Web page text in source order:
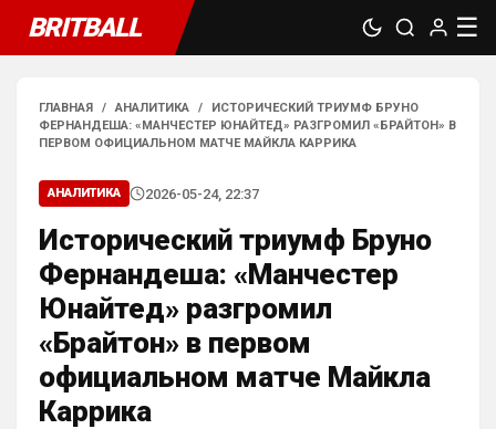
BRITBALL ☰
ГЛАВНАЯ / АНАЛИТИКА /
ИСТОРИЧЕСКИЙ ТРИУМФ БРУНО
ФЕРНАНДЕША: «МАНЧЕСТЕР ЮНАЙТЕД» РАЗГРОМИЛ «БРАЙТОН» В
ПЕРВОМ ОФИЦИАЛЬНОМ МАТЧЕ МАЙКЛА КАРРИКА
АНАЛИТИКА 2026-05-24, 22:37
Исторический триумф Бруно
Фернандеша: «Манчестер
Юнайтед» разгромил
«Брайтон» в первом
официальном матче Майкла
Каррика